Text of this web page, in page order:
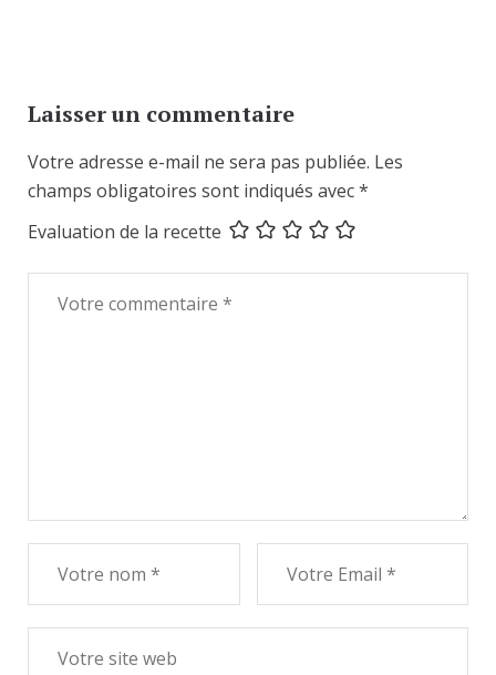
Laisser un commentaire
Votre adresse e-mail ne sera pas publiée. Les
champs obligatoires sont indiqués avec*
Evaluation de la recette